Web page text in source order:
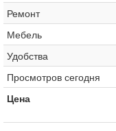
Ремонт
Мебель
Удобства
Просмотров сегодня
Цена